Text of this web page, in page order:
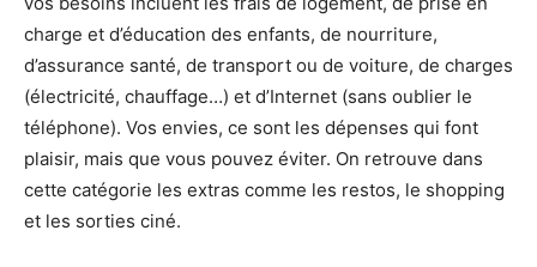
charge et d’éducation des enfants, de nourriture,
d’assurance santé, de transport ou de voiture, de charges
(électricité, chauffage…) et d’Internet (sans oublier le
téléphone). Vos envies, ce sont les dépenses qui font
plaisir, mais que vous pouvez éviter. On retrouve dans
cette catégorie les extras comme les restos, le shopping
et les sorties ciné.